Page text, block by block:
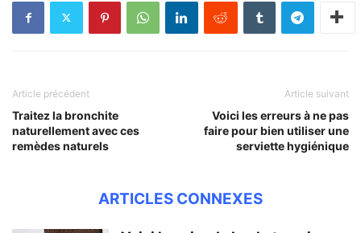
Article précédent
Traitez la bronchite
naturellement avec ces
remèdes naturels
Article suivant
Voici les erreurs à ne pas
faire pour bien utiliser une
serviette hygiénique
ARTICLES CONNEXES